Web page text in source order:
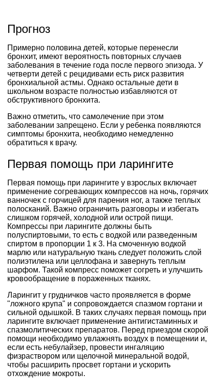
Прогноз
Примерно половина детей, которые перенесли
бронхит, имеют вероятность повторных случаев
заболевания в течение года после первого эпизода. У
четверти детей с рецидивами есть риск развития
бронхиальной астмы. Однако остальные дети в
школьном возрасте полностью избавляются от
обструктивного бронхита.
Важно отметить, что самолечение при этом
заболевании запрещено. Если у ребенка появляются
симптомы бронхита, необходимо немедленно
обратиться к врачу.
Первая помощь при ларингите
Первая помощь при ларингите у взрослых включает
применение согревающих компрессов на ночь, горячих
ванночек с горчицей для парения ног, а также теплых
полосканий. Важно ограничить разговоры и избегать
слишком горячей, холодной или острой пищи.
Компрессы при ларингите должны быть
полуспиртовыми, то есть с водкой или разведенным
спиртом в пропорции 1 к 3. На смоченную водкой
марлю или натуральную ткань следует положить слой
полиэтилена или целлофана и завернуть теплым
шарфом. Такой компресс поможет согреть и улучшить
кровообращение в пораженных тканях.
Ларингит у грудничков часто проявляется в форме
"ложного крупа" и сопровождается спазмом гортани и
сильной одышкой. В таких случаях первая помощь при
ларингите включает применение антигистаминных и
спазмолитических препаратов. Перед приездом скорой
помощи необходимо увлажнять воздух в помещении и,
если есть небулайзер, провести ингаляцию
физраствором или щелочной минеральной водой,
чтобы расширить просвет гортани и ускорить
отхождение мокроты.